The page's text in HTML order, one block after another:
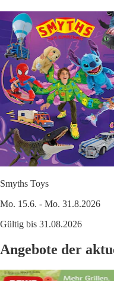
Smyths Toys
Mo. 15.6. - Mo. 31.8.2026
Gültig bis 31.08.2026
Angebote der